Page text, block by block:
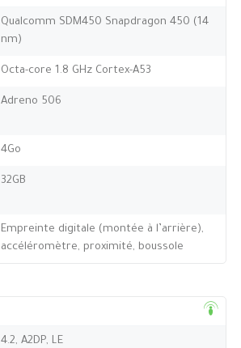
Qualcomm SDM450 Snapdragon 450 (14
nm)
Octa-core 1.8 GHz Cortex-A53
Adreno 506
4Go
32GB
Empreinte digitale (montée à l’arrière),
accéléromètre, proximité, boussole
4.2, A2DP, LE